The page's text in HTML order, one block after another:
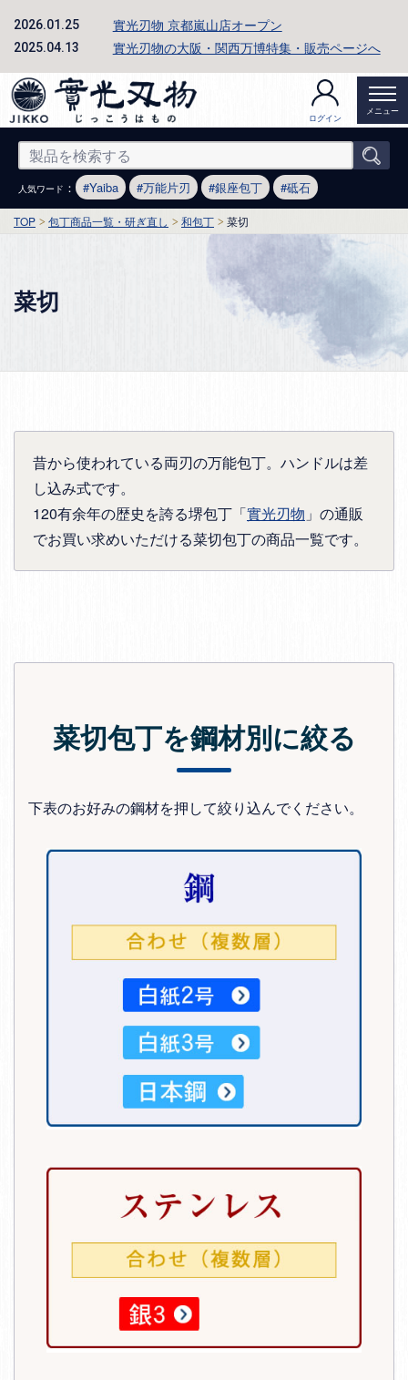
2026.01.25 實光刃物 京都嵐山店オープン
2025.04.13 實光刃物の大阪・関西万博特集・販売ページへ
ログイン
メニュー
人気ワード ： Yaiba 万能片刃 銀座包丁 砥石
TOP 包丁商品一覧・研ぎ直し 和包丁 菜切
菜切
昔から使われている両刃の万能包丁。ハンドルは差
し込み式です。
120有余年の歴史を誇る堺包丁「實光刃物 」の通販
でお買い求めいただける菜切包丁の商品一覧です。
菜切包丁を鋼材別に絞る
下表のお好みの鋼材を押して絞り込んでください。